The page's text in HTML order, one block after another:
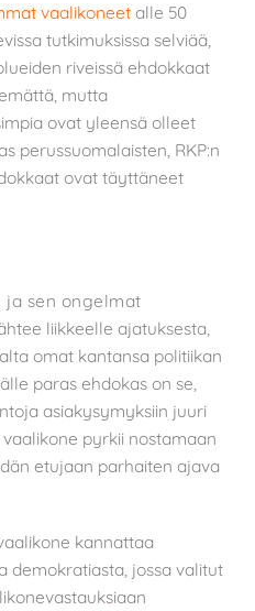
vaalikoneet alle 50
tutkimuksissa selviää,
riveissä ehdokkaat
mutta
ovat yleensä olleet
perussuomalaisten, RKP:n
ovat täyttäneet
ja sen ongelmat
liikkeelle ajatuksesta,
omat kantansa politiikan
paras ehdokas on se,
asiakysymyksiin juuri
pyrkii nostamaan
etujaan parhaiten ajava
kannattaa
demokratiasta, jossa valitut